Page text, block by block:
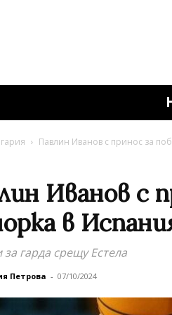
Павлин Иванов с принос за
Иванов с
в
за гарда срещу Естела
Петрова - 07/10/2024